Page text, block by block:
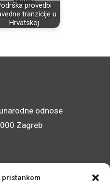
pristankom
provedbi
tranzicije u
Hrvatskoj
odnose
Zagreb